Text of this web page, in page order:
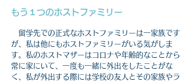
もう１つのホストファミリー
留学先での正式なホストファミリーは一家族です
が、私は他にもホストファミリーがいる気がしま
す。私のホストマザーはコロナや年齢的なことから
常に家にいて、一度も一緒に外出をしたことがな
く、私が外出する際には学校の友人とその家族やラ